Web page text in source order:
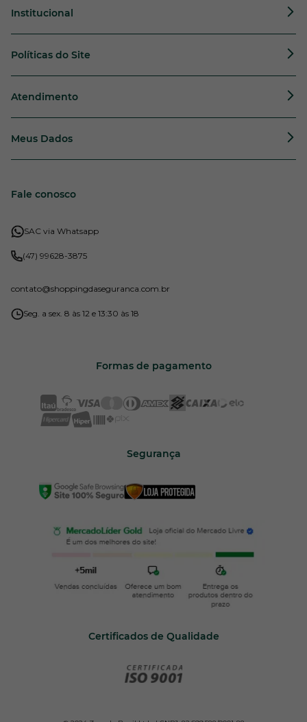
Institucional
Políticas do Site
Atendimento
Meus Dados
Fale conosco
SAC via Whatsapp
(47) 99628-3875
contato@shoppingdaseguranca.com.br
Seg. a sex. 8 às 12 e 13:30 às 18
Formas de pagamento
Segurança
Certificados de Qualidade